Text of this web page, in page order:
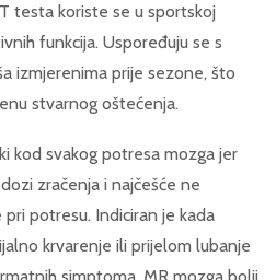
testa koriste se u sportskoj
funkcija. Uspoređuju se s
izmjerenima prije sezone, što
stvarnog oštećenja.
kod svakog potresa mozga jer
zračenja i najčešće ne
potresu. Indiciran je kada
krvarenje ili prijelom lubanje